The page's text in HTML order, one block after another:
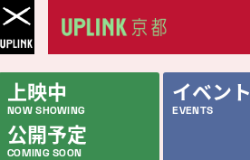
上映中
NOW SHOWING
公開予定
COMING SOON
イベント
EVENTS